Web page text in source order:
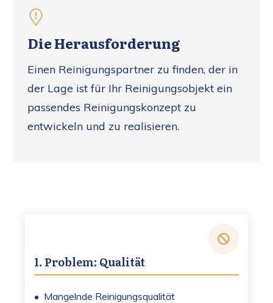
Die Herausforderung
Einen Reinigungspartner zu finden, der in
der Lage ist für Ihr Reinigungsobjekt ein
passendes Reinigungskonzept zu
entwickeln und zu realisieren.
1. Problem: Qualität
• Mangelnde Reinigungsqualität